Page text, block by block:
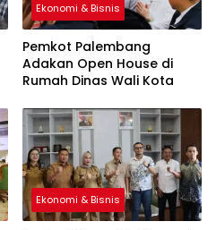
Ekonomi & Bisnis
Pemkot Palembang
Adakan Open House di
Rumah Dinas Wali Kota
Ekonomi & Bisnis